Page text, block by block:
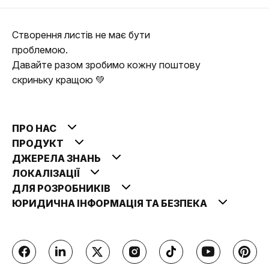
Створення листів не має бути
проблемою.
Давайте разом зробимо кожну поштову
скриньку кращою 💚
ПРО НАС
ПРОДУКТ
ДЖЕРЕЛА ЗНАНЬ
ЛОКАЛІЗАЦІЇ
ДЛЯ РОЗРОБНИКІВ
ЮРИДИЧНА ІНФОРМАЦІЯ ТА БЕЗПЕКА